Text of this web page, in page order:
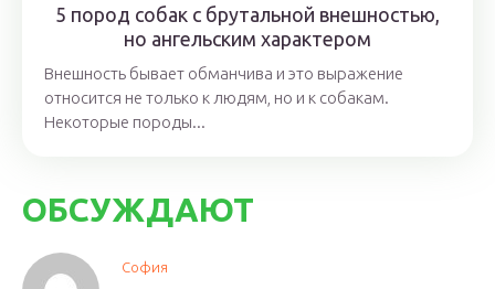
5 пород собак с брутальной внешностью,
но ангельским характером
Внешность бывает обманчива и это выражение
относится не только к людям, но и к собакам.
Некоторые породы...
ОБСУЖДАЮТ
София